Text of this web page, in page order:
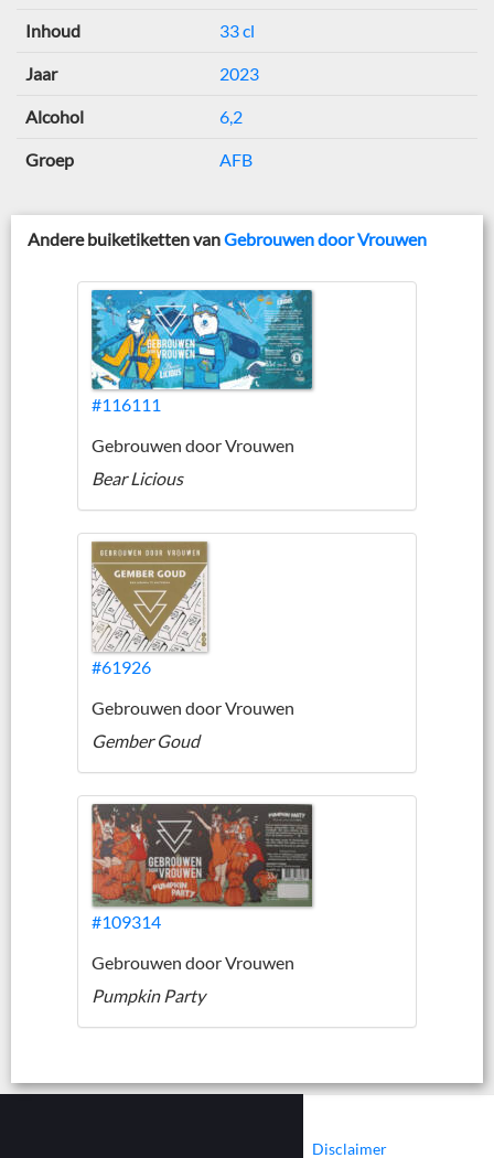
Inhoud 33 cl
Jaar 2023
Alcohol 6,2
Groep AFB
Andere buiketiketten vanGebrouwen door Vrouwen
#116111
Gebrouwen door Vrouwen
Bear Licious
#61926
Gebrouwen door Vrouwen
Gember Goud
#109314
Gebrouwen door Vrouwen
Pumpkin Party
Disclaimer